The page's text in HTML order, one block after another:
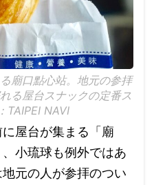
廟口點心站。地元の参拝
る屋台スナックの定番ス
TAIPEI NAVI
屋台が集まる「廟
小琉球も例外ではあ
元の人が参拝のつい